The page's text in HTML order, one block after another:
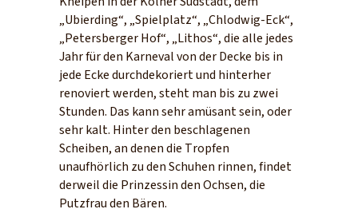
„Ubierding“, „Spielplatz“, „Chlodwig-Eck“,
„Petersberger Hof“, „Lithos“, die alle jedes
Jahr für den Karneval von der Decke bis in
jede Ecke durchdekoriert und hinterher
renoviert werden, steht man bis zu zwei
Stunden. Das kann sehr amüsant sein, oder
sehr kalt. Hinter den beschlagenen
Scheiben, an denen die Tropfen
unaufhörlich zu den Schuhen rinnen, findet
derweil die Prinzessin den Ochsen, die
Putzfrau den Bären.